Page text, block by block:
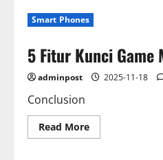
Digital:
Memilih
Antara
Desain
Kecil
Dan
Smart Phones
5 Fitur Kunci Game
adminpost 2025-11-18
Conclusion
Read MoreRead
more